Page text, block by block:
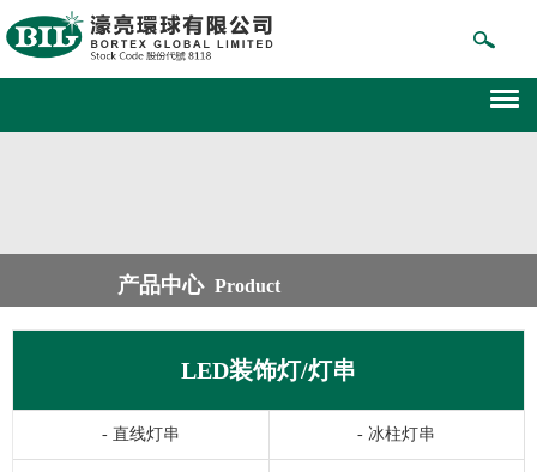
产品中心 Product
LED装饰灯/灯串
-直线灯串 - 冰柱灯串